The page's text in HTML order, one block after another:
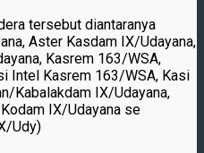
tersebut diantaranya
Aster Kasdam IX/Udayana,
Kasrem 163/WSA,
Intel Kasrem 163/WSA, Kasi
Kabalakdam IX/Udayana,
IX/Udayana se
Udy)